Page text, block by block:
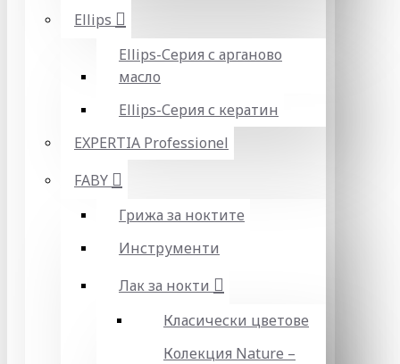
Ellips
Ellips-Серия с арганово
масло
Ellips-Серия с кератин
EXPERTIA Professionel
FABY
Грижа за ноктите
Инструменти
Лак за нокти
Класически цветове
Колекция Nature –